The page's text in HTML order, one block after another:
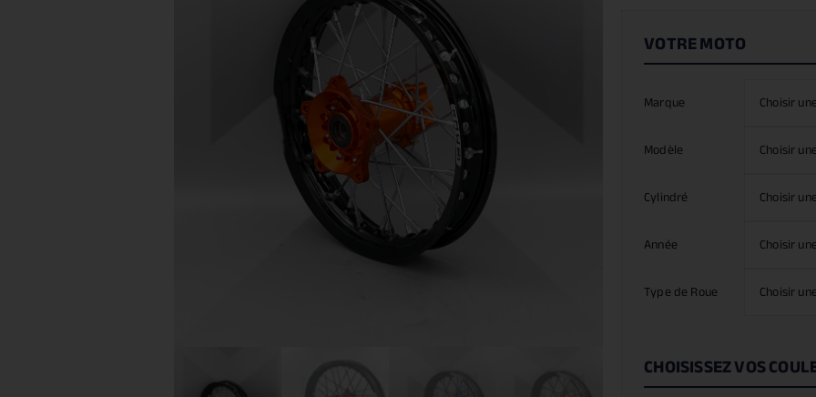
Marque
Modèle
Cylindré
Année
Type de Roue
CHOISISSEZ VOS